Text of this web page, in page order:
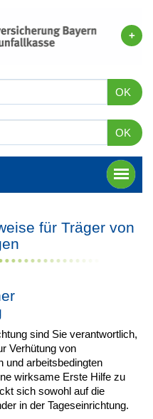
OK
OK
für Träger von
sind Sie verantwortlich,
Verhütung von
und arbeitsbedingten
wirksame Erste Hilfe zu
sich sowohl auf die
in der Tageseinrichtung.